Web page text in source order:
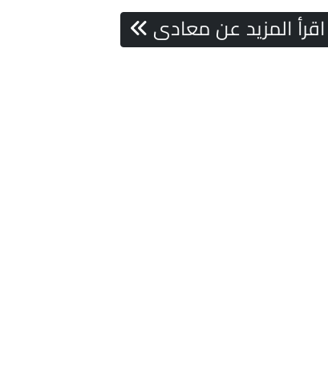
اقرأ المزيد عن معادى